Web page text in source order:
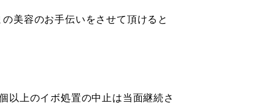
美容のお手伝いをさせて頂けると
以上のイボ処置の中止は当面継続さ